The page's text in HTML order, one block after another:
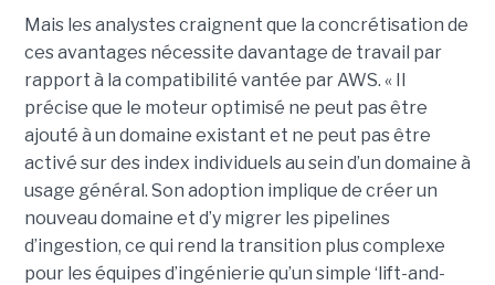
Mais les analystes craignent que la concrétisation de
ces avantages nécessite davantage de travail par
rapport à la compatibilité vantée par AWS. « Il
précise que le moteur optimisé ne peut pas être
ajouté à un domaine existant et ne peut pas être
activé sur des index individuels au sein d’un domaine à
usage général. Son adoption implique de créer un
nouveau domaine et d’y migrer les pipelines
d’ingestion, ce qui rend la transition plus complexe
pour les équipes d’ingénierie qu’un simple ‘lift-and-